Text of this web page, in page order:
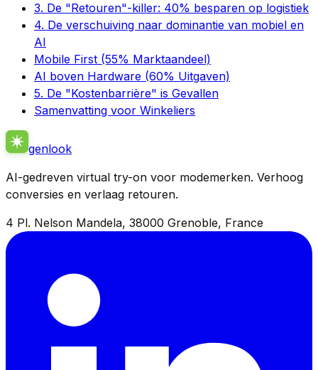
3. De "Retouren"-killer: 40% besparen op logistiek
4. De verschuiving naar dominantie van mobiel en
AI
Mobile First (55% Marktaandeel)
AI boven Hardware (60% Uitgaven)
5. De "Kostenbarrière" is Gevallen
Samenvatting voor Winkeliers
genlook
AI-gedreven virtual try-on voor modemerken. Verhoog
conversies en verlaag retouren.
4 Pl. Nelson Mandela, 38000 Grenoble, France